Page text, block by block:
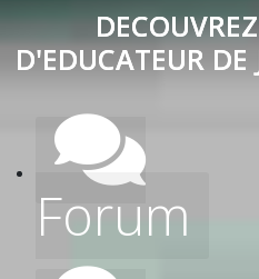
D'EDUCATEUR DE
Forum